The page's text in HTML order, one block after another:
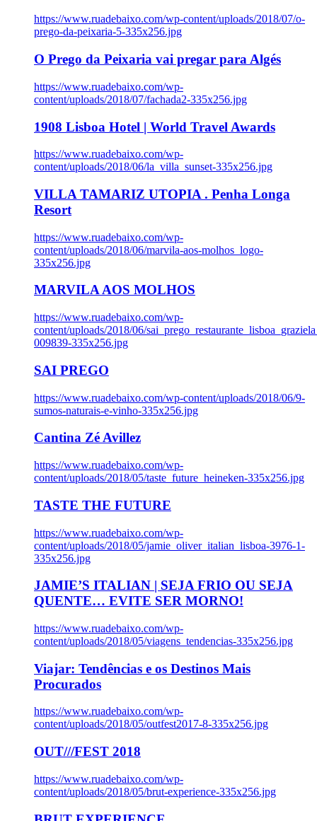
https://www.ruadebaixo.com/wp-content/uploads/2018/07/o-
prego-da-peixaria-5-335x256.jpg
O Prego da Peixaria vai pregar para Algés
https://www.ruadebaixo.com/wp-
content/uploads/2018/07/fachada2-335x256.jpg
1908 Lisboa Hotel | World Travel Awards
https://www.ruadebaixo.com/wp-
content/uploads/2018/06/la_villa_sunset-335x256.jpg
VILLA TAMARIZ UTOPIA . Penha Longa
Resort
https://www.ruadebaixo.com/wp-
content/uploads/2018/06/marvila-aos-molhos_logo-
335x256.jpg
MARVILA AOS MOLHOS
https://www.ruadebaixo.com/wp-
content/uploads/2018/06/
009839-335x256.jpg
SAI PREGO
https://www.ruadebaixo.com/wp-content/uploads/2018/06/9-
sumos-naturais-e-vinho-335x256.jpg
Cantina Zé Avillez
https://www.ruadebaixo.com/wp-
content/uploads/2018/05/taste_future_heineken-335x256.jpg
TASTE THE FUTURE
https://www.ruadebaixo.com/wp-
content/uploads/2018/05/jamie_oliver_italian_lisboa-3976-1-
335x256.jpg
JAMIE’S ITALIAN | SEJA FRIO OU SEJA
QUENTE… EVITE SER MORNO!
https://www.ruadebaixo.com/wp-
content/uploads/2018/05/viagens_tendencias-335x256.jpg
Viajar: Tendências e os Destinos Mais
Procurados
https://www.ruadebaixo.com/wp-
content/uploads/2018/05/outfest2017-8-335x256.jpg
OUT///FEST 2018
https://www.ruadebaixo.com/wp-
content/uploads/2018/05/brut-experience-335x256.jpg